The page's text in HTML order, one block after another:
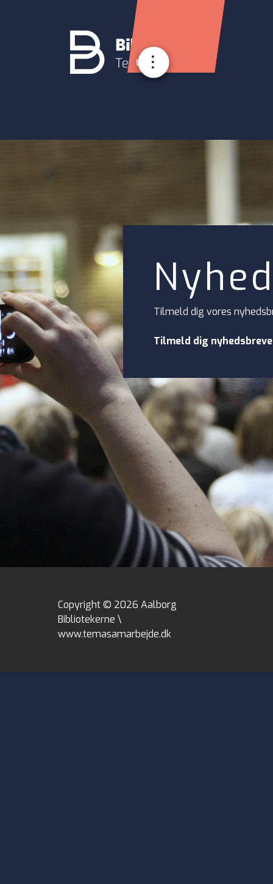
Login
Tilmeld dig vores
Tilmeld dig
Copyright © 2026 Aalborg
Bibliotekerne \
www.temasamarbejde.dk